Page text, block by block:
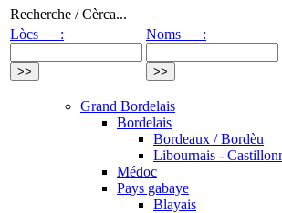
Recherche / Cèrca...
Lòcs :
Noms :
Grand Bordelais
Bordelais
Bordeaux / Bordèu
Libournais -
Médoc
Pays gabaye
Blayais